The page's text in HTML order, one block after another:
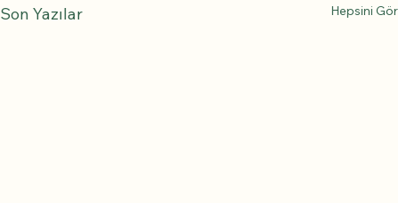
Son Yazılar Hepsini Gör